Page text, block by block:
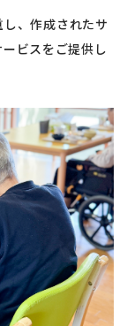
、作成されたサ
ビスをご提供し